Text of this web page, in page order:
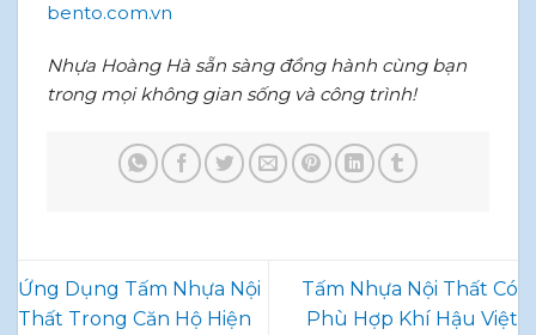
bento.com.vn
Nhựa Hoàng Hà sẵn sàng đồng hành cùng bạn
trong mọi không gian sống và công trình!
Ứng Dụng Tấm Nhựa Nội
Thất Trong Căn Hộ Hiện
Tấm Nhựa Nội Thất Có
Phù Hợp Khí Hậu Việt